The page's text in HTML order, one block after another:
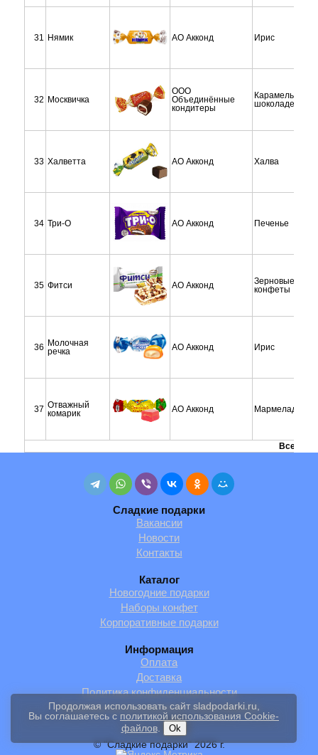
31 Нямик АО Акконд Ирис
32 Москвичка
ООО
Объединённые
кондитеры
Карамель в
шоколаде
33 Халветта АО Акконд Халва
34 Три-О АО Акконд Печенье
35 Фитси АО Акконд
Зерновые
конфеты
36 Молочная
речка
АО Акконд Ирис
37 Отважный
комарик
АО Акконд Мармелад
Всего:
© "Сладкие подарки" 2026 г.
Сладкие подарки
Вакансии
Новости
Контакты
Каталог
Новогодние подарки
Наборы конфет
Корпоративные подарки
Информация
Оплата
Доставка
Политика конфиденциальности
Политика использования cookie-файлов
Продолжая использовать сайт sladpodarki.ru,
Вы соглашаетесь с политикой использования Cookie-
файлов. Ok